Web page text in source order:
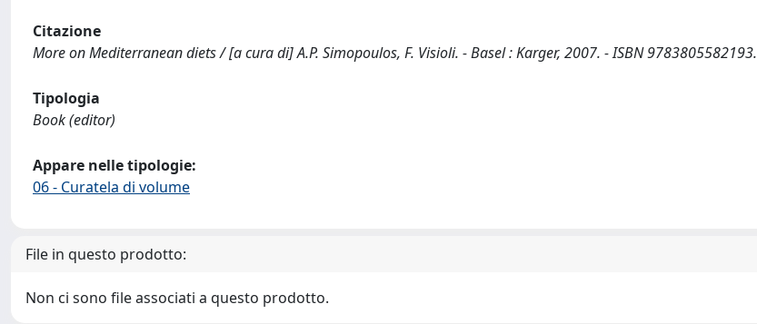
Citazione
More on Mediterranean diets / [a cura di] A.P. Simopoulos, F. Visioli. - Basel : Karger, 2007. - ISBN 9783805582193.
Tipologia
Book (editor)
Appare nelle tipologie:
06 - Curatela di volume
File in questo prodotto:
Non ci sono file associati a questo prodotto.